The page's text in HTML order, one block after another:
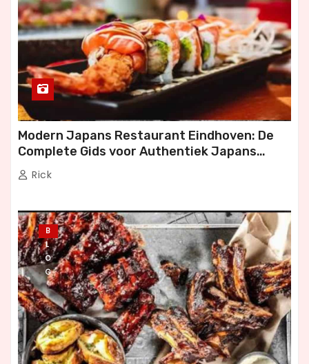
Modern Japans Restaurant Eindhoven: De
Complete Gids voor Authentiek Japans
Dineren
Rick
B
L
O
G